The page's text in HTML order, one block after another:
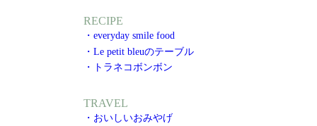
RECIPE
・everyday smile food
・Le petit bleuのテーブル
・トラネコボンボン
TRAVEL
・おいしいおみやげ